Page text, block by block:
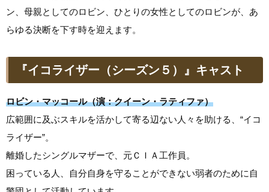
ン、母親としてのロビン、ひとりの女性としてのロビンが、あ
らゆる決断を下す時を迎えます。
『イコライザー（シーズン５）』キャスト
ロビン・マッコール（演：クイーン・ラティファ）
広範囲に及ぶスキルを活かして寄る辺ない人々を助ける、“イコ
ライザー”。
離婚したシングルマザーで、元ＣＩＡ工作員。
困っている人、自分自身を守ることができない弱者のために自